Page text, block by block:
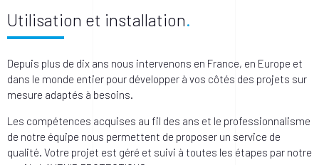
Utilisation et installation
Depuis plus de dix ans nous intervenons en France, en Europe et
dans le monde entier pour développer à vos côtés des projets sur
mesure adaptés à besoins.
Les compétences acquises au fil des ans et le professionnalisme
de notre équipe nous permettent de proposer un service de
qualité. Votre projet est géré et suivi à toutes les étapes par notre